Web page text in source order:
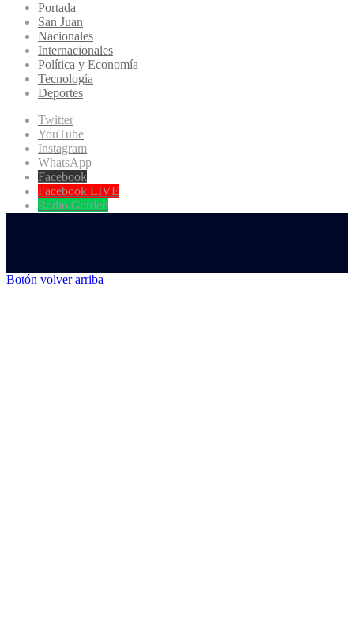
Portada
San Juan
Nacionales
Internacionales
Política y Economía
Tecnología
Deportes
Twitter
YouTube
Instagram
WhatsApp
Facebook
Facebook LIVE
Radio Garden
Botón volver arriba